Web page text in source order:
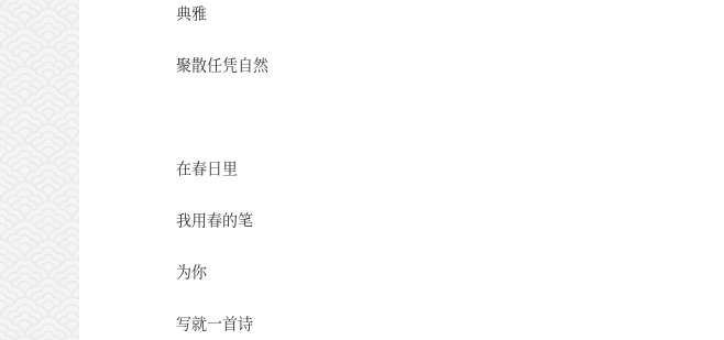
典雅
聚散任凭自然
在春日里
我用春的笔
为你
写就一首诗